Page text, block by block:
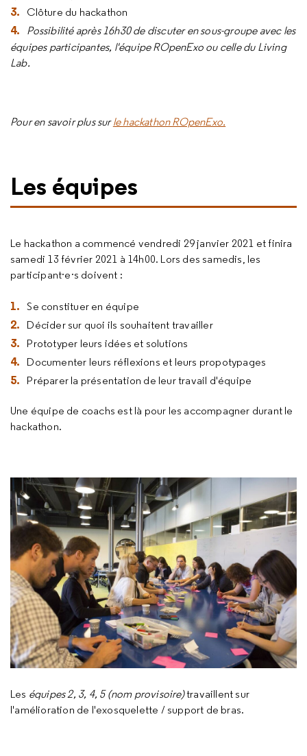
Clôture du hackathon
Possibilité après 16h30 de discuter en sous-groupe avec les
équipes participantes, l'équipe ROpenExo ou celle du Living
Lab.
Pour en savoir plus surle hackathon ROpenExo.
Les équipes
Le hackathon a commencé vendredi 29 janvier 2021 et finira
samedi 13 février 2021 à 14h00. Lors des samedis, les
participant·e·s doivent :
Se constituer en équipe
Décider sur quoi ils souhaitent travailler
Prototyper leurs idées et solutions
Documenter leurs réflexions et leurs propotypages
Préparer la présentation de leur travail d'équipe
Une équipe de coachs est là pour les accompagner durant le
hackathon.
Les équipes 2, 3, 4, 5 (nom provisoire)travaillent sur
l'amélioration de l'exosquelette / support de bras.